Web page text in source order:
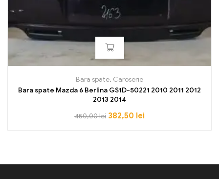
Bara spate, Caroserie
Bara spate Mazda 6 Berlina GS1D-50221 2010 2011 2012
2013 2014
450,00lei 382,50 lei